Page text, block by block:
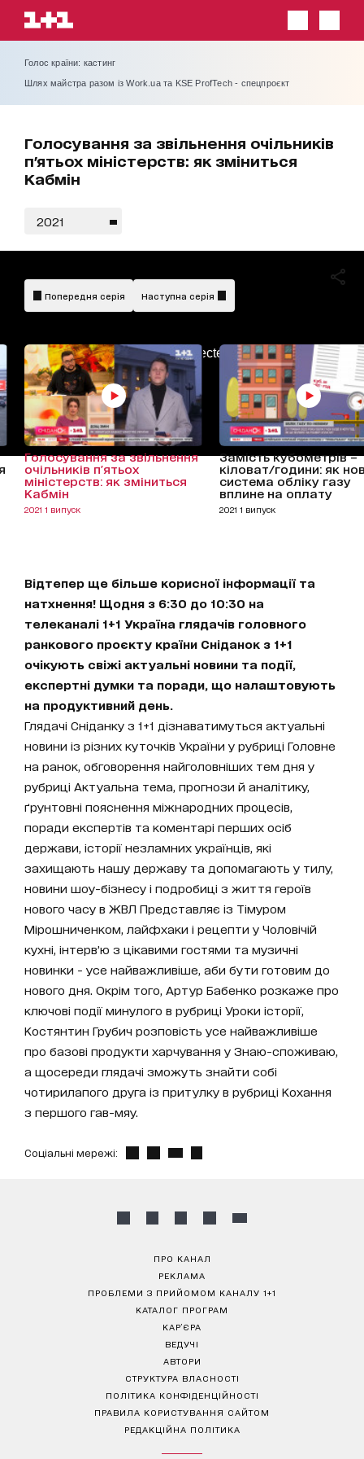
Голос країни: кастинг
Шлях майстра разом із Work.ua та KSE ProfTech - спецпроєкт
Голосування за звільнення очільників
п'ятьох міністерств: як зміниться
Кабмін
2021
AdBlockDetected!
Попередня серія Наступна серія
Голосування за звільнення
очільників п'ятьох
міністерств: як зміниться
Кабмін
2021 1 випуск
Замість кубометрів –
кіловат/години: як
система обліку газу
вплине на оплату
2021 1 випуск
Відтепер ще більше корисної інформації та
натхнення! Щодня з 6:30 до 10:30 на
телеканалі 1+1 Україна глядачів головного
ранкового проєкту країни Сніданок з 1+1
очікують свіжі актуальні новини та події,
експертні думки та поради, що налаштовують
на продуктивний день.
Глядачі Сніданку з 1+1 дізнаватимуться актуальні
новини із різних куточків України у рубриці Головне
на ранок, обговорення найголовніших тем дня у
рубриці Актуальна тема, прогнози й аналітику,
ґрунтовні пояснення міжнародних процесів,
поради експертів та коментарі перших осіб
держави, історії незламних українців, які
захищають нашу державу та допомагають у тилу,
новини шоу-бізнесу і подробиці з життя героїв
нового часу в ЖВЛ Представляє із Тімуром
Мірошниченком, лайфхаки і рецепти у Чоловічій
кухні, інтерв’ю з цікавими гостями та музичні
новинки - усе найважливіше, аби бути готовим до
нового дня. Окрім того, Артур Бабенко розкаже про
ключові події минулого в рубриці Уроки історії,
Костянтин Грубич розповість усе найважливіше
про базові продукти харчування у Знаю-споживаю,
а щосереди глядачі зможуть знайти собі
чотирилапого друга із притулку в рубриці Кохання
з першого гав-мяу.
Соціальні мережі:
ПРО КАНАЛ
РЕКЛАМА
ПРОБЛЕМИ З ПРИЙОМОМ КАНАЛУ 1+1
КАТАЛОГ ПРОГРАМ
КАР’ЄРА
ВЕДУЧІ
АВТОРИ
СТРУКТУРА ВЛАСНОСТІ
ПОЛІТИКА КОНФІДЕНЦІЙНОСТІ
ПРАВИЛА КОРИСТУВАННЯ САЙТОМ
РЕДАКЦІЙНА ПОЛІТИКА